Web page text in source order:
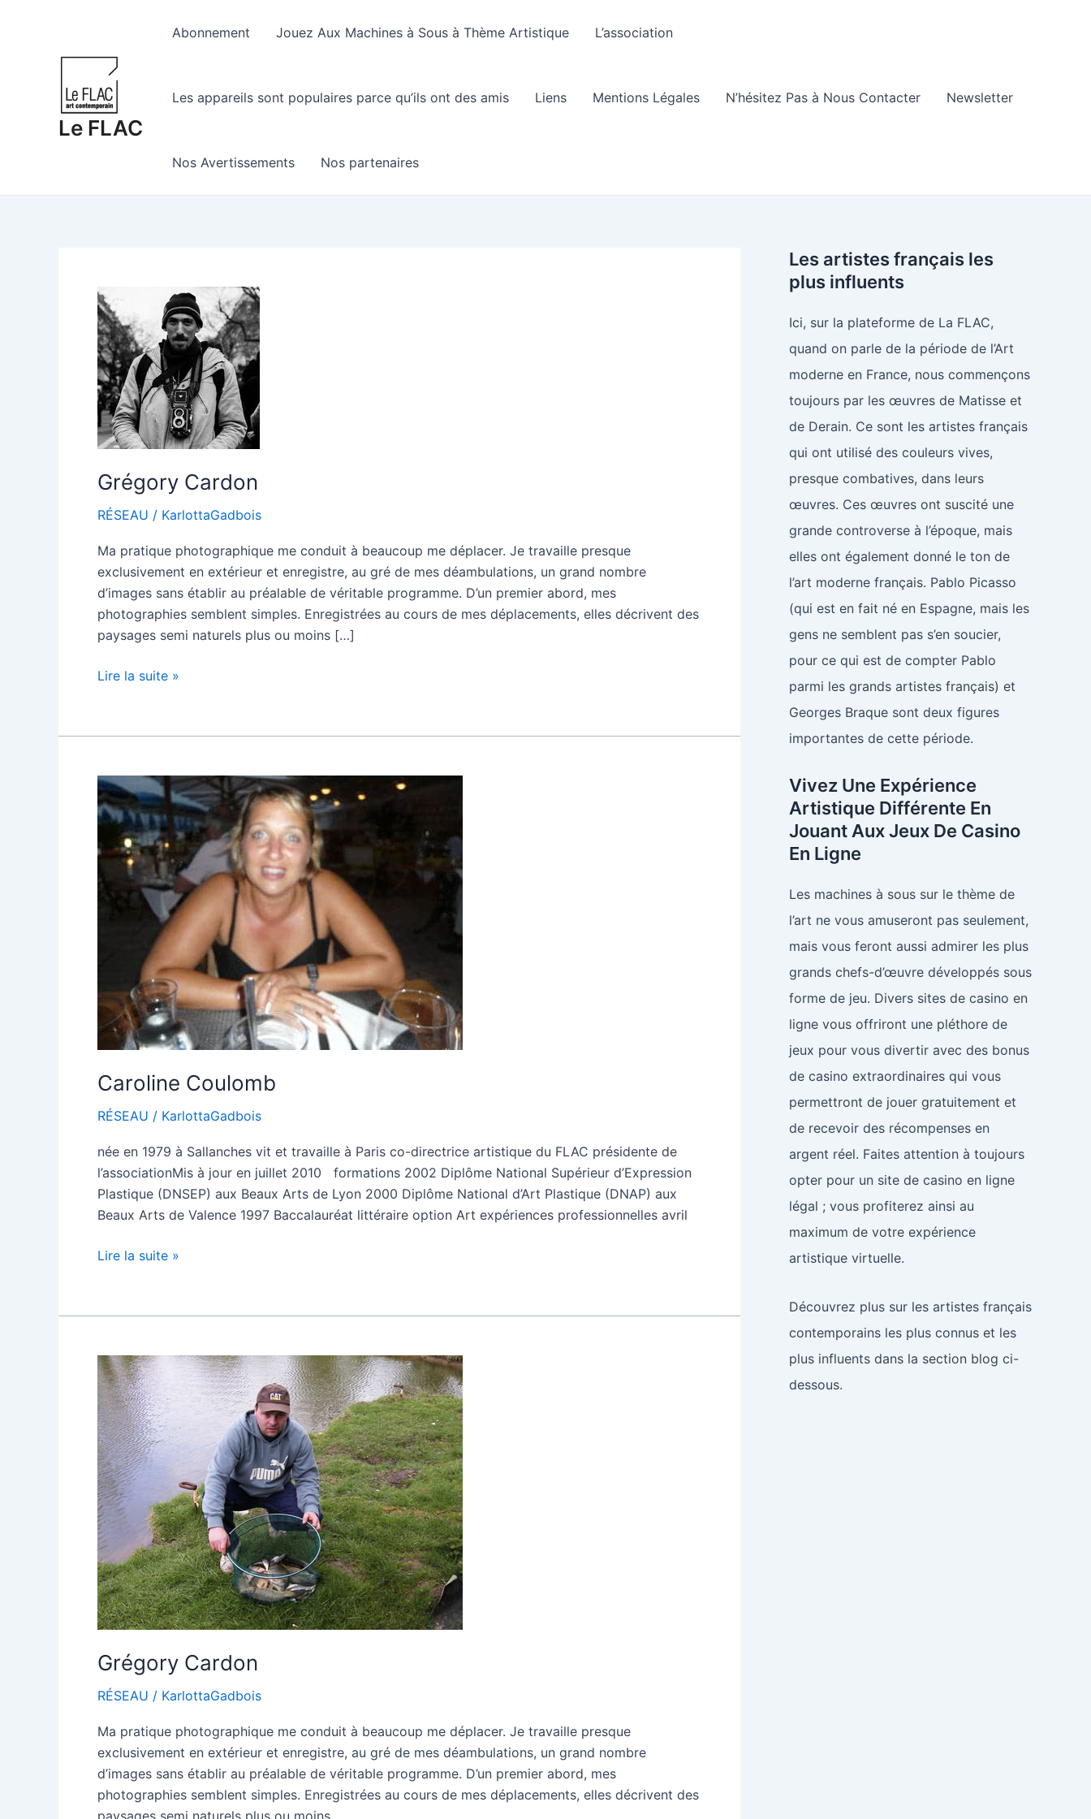
Le FLAC
Abonnement Jouez Aux Machines à Sous à Thème Artistique L’association
Les appareils sont populaires parce qu’ils ont des amis Liens Mentions Légales N’hésitez Pas à Nous Contacter Newsletter
Nos Avertissements Nos partenaires
Grégory Cardon
RÉSEAU / KarlottaGadbois
Ma pratique photographique me conduit à beaucoup me déplacer. Je travaille presque
exclusivement en extérieur et enregistre, au gré de mes déambulations, un grand nombre
d’images sans établir au préalable de véritable programme. D’un premier abord, mes
photographies semblent simples. Enregistrées au cours de mes déplacements, elles décrivent des
paysages semi naturels plus ou moins […]
Grégory
Lire la suite »
Caroline Coulomb
RÉSEAU / KarlottaGadbois
née en 1979 à Sallanches vit et travaille à Paris co-directrice artistique du FLAC présidente de
l’associationMis à jour en juillet 2010 formations 2002 Diplôme National Supérieur d’Expression
Plastique (DNSEP) aux Beaux Arts de Lyon 2000 Diplôme National d’Art Plastique (DNAP) aux
Beaux Arts de Valence 1997 Baccalauréat littéraire option Art expériences professionnelles avril
Caroline
Lire la suite »
Grégory Cardon
RÉSEAU / KarlottaGadbois
Ma pratique photographique me conduit à beaucoup me déplacer. Je travaille presque
exclusivement en extérieur et enregistre, au gré de mes déambulations, un grand nombre
d’images sans établir au préalable de véritable programme. D’un premier abord, mes
photographies semblent simples. Enregistrées au cours de mes déplacements, elles décrivent des
Les artistes français les
plus influents
Ici, sur la plateforme de La FLAC,
quand on parle de la période de l’Art
moderne en France, nous commençons
toujours par les œuvres de Matisse et
de Derain. Ce sont les artistes français
qui ont utilisé des couleurs vives,
presque combatives, dans leurs
œuvres. Ces œuvres ont suscité une
grande controverse à l’époque, mais
elles ont également donné le ton de
l’art moderne français. Pablo Picasso
(qui est en fait né en Espagne, mais les
gens ne semblent pas s’en soucier,
pour ce qui est de compter Pablo
parmi les grands artistes français) et
Georges Braque sont deux figures
importantes de cette période.
Vivez Une Expérience
Artistique Différente En
Jouant Aux Jeux De Casino
En Ligne
Les machines à sous sur le thème de
l’art ne vous amuseront pas seulement,
mais vous feront aussi admirer les plus
grands chefs-d’œuvre développés sous
forme de jeu. Divers sites de casino en
ligne vous offriront une pléthore de
jeux pour vous divertir avec des bonus
de casino extraordinaires qui vous
permettront de jouer gratuitement et
de recevoir des récompenses en
argent réel. Faites attention à toujours
opter pour un site de casino en ligne
légal ; vous profiterez ainsi au
maximum de votre expérience
artistique virtuelle.
Découvrez plus sur les artistes français
contemporains les plus connus et les
plus influents dans la section blog ci-
dessous.